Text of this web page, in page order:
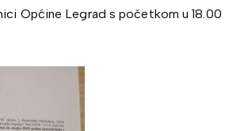
Općine Legrad s početkom u 18.00